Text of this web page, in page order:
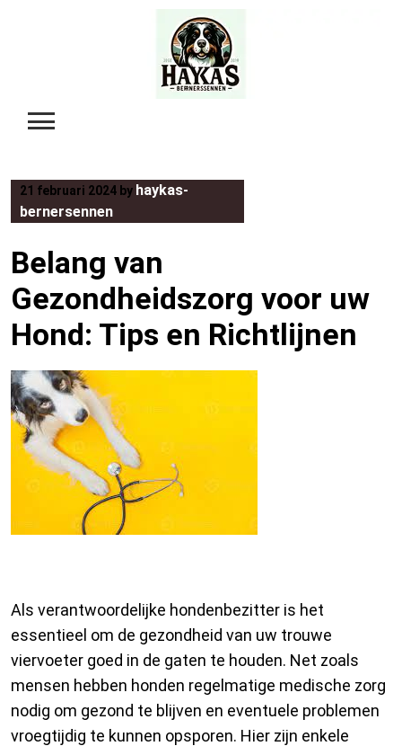
21 februari 2024 by haykas-
bernersennen
Belang van
Gezondheidszorg voor uw
Hond: Tips en Richtlijnen
Als verantwoordelijke hondenbezitter is het
essentieel om de gezondheid van uw trouwe
viervoeter goed in de gaten te houden. Net zoals
mensen hebben honden regelmatige medische zorg
nodig om gezond te blijven en eventuele problemen
vroegtijdig te kunnen opsporen. Hier zijn enkele